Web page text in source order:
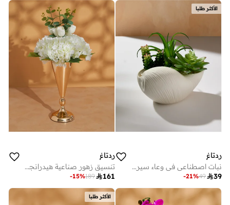
الأكثر طلبا
ردتاغ
نبات اصطناعي في وعاء سيراميك باللون الأخضر
39
49
-21%
ردتاغ
تنسيق زهور صناعية هيدرانجيا وتوليب باللون الأبيض في فازة ذهبية 60 × 35 سم
161
189
-15%
الأكثر طلبا